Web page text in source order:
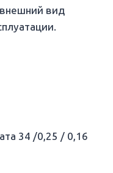
вид
34 /0,25 / 0,16